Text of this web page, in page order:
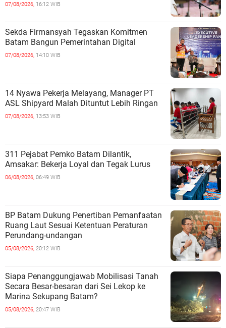
07/08/2026, 16:12 WIB
Sekda Firmansyah Tegaskan Komitmen
Batam Bangun Pemerintahan Digital
07/08/2026, 14:10 WIB
14 Nyawa Pekerja Melayang, Manager PT
ASL Shipyard Malah Dituntut Lebih Ringan
07/08/2026, 13:53 WIB
311 Pejabat Pemko Batam Dilantik,
Amsakar: Bekerja Loyal dan Tegak Lurus
06/08/2026, 06:49 WIB
BP Batam Dukung Penertiban Pemanfaatan
Ruang Laut Sesuai Ketentuan Peraturan
Perundang-undangan
05/08/2026, 20:12 WIB
Siapa Penanggungjawab Mobilisasi Tanah
Secara Besar-besaran dari Sei Lekop ke
Marina Sekupang Batam?
05/08/2026, 20:47 WIB